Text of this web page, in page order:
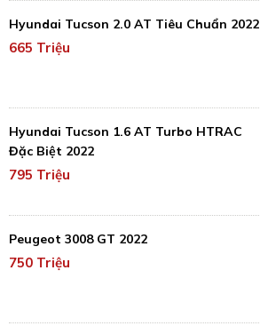
Hyundai Tucson 2.0 AT Tiêu Chuẩn 2022
665 Triệu
Hyundai Tucson 1.6 AT Turbo HTRAC
Đặc Biệt 2022
795 Triệu
Peugeot 3008 GT 2022
750 Triệu